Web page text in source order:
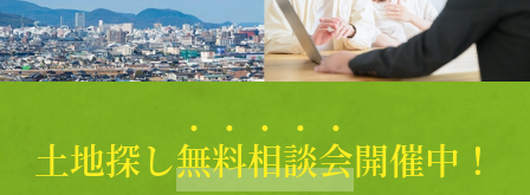
土地探し無料相談会開催中！